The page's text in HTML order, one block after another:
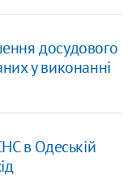
досудового
у виконанні
в Одеській